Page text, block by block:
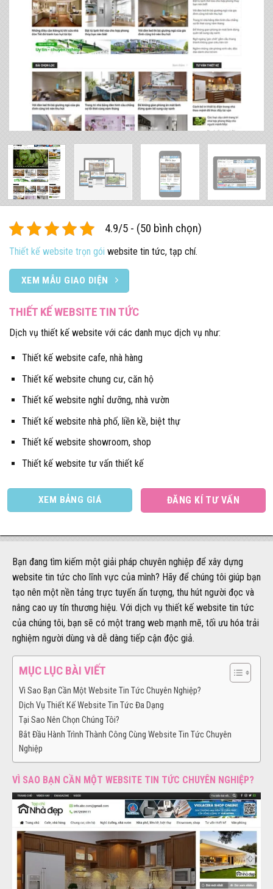
4.9/5 - (50 bình chọn)
Thiết kế website trọn gói website tin tức, tạp chí.
XEM MẪU GIAO DIỆN
THIẾT KẾ WEBSITE TIN TỨC
Dịch vụ thiết kế website với các danh mục dịch vụ như:
Thiết kế website cafe, nhà hàng
Thiết kế website chung cư, căn hộ
Thiết kế website nghỉ dưỡng, nhà vườn
Thiết kế website nhà phố, liền kề, biệt thự
Thiết kế website showroom, shop
Thiết kế website tư vấn thiết kế
XEM BẢNG GIÁ ĐĂNG KÍ TƯ VẤN
Bạn đang tìm kiếm một giải pháp chuyên nghiệp để xây dựng
website tin tức cho lĩnh vực của mình? Hãy để chúng tôi giúp bạn
tạo nên một nền tảng trực tuyến ấn tượng, thu hút người đọc và
nâng cao uy tín thương hiệu. Với dịch vụ thiết kế website tin tức
của chúng tôi, bạn sẽ có một trang web mạnh mẽ, tối ưu hóa trải
nghiệm người dùng và dễ dàng tiếp cận độc giả.
MỤC LỤC BÀI VIẾT
Vì Sao Bạn Cần Một Website Tin Tức Chuyên Nghiệp?
Dịch Vụ Thiết Kế Website Tin Tức Đa Dạng
Tại Sao Nên Chọn Chúng Tôi?
Bắt Đầu Hành Trình Thành Công Cùng Website Tin Tức Chuyên
Nghiệp
VÌ SAO BẠN CẦN MỘT WEBSITE TIN TỨC CHUYÊN NGHIỆP?